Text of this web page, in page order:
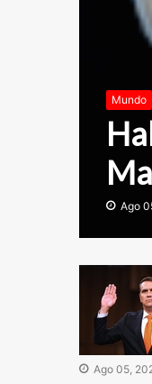
Mundo
Ago
Ago 05,